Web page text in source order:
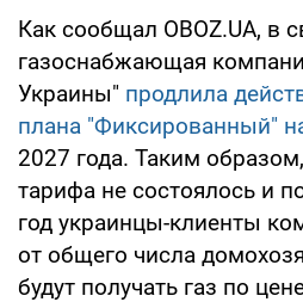
Как сообщал OBOZ.UA, в
газоснабжающая
Украины" продлила
плана "Фиксированный"
2027 года. Таким
тарифа не состоялось и
год украинцы-клиенты
от общего числа
будут получать газ по